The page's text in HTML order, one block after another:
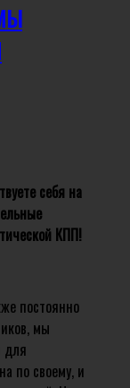
себя на
КПП!
постоянно
мы
для
по своему, и